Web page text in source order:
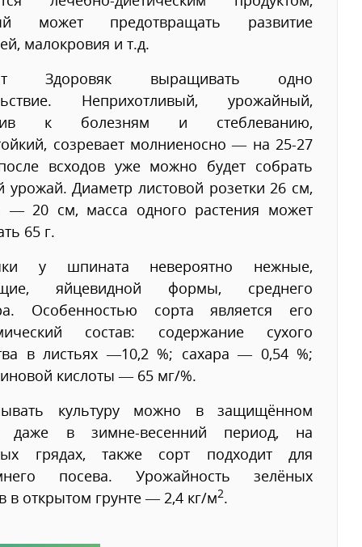
может предотвращать развитие
малокровия и т.д.
Здоровяк выращивать одно
Неприхотливый, урожайный,
к болезням и стеблеванию,
созревает молниеносно — на 25-27
всходов уже можно будет собрать
урожай. Диаметр листовой розетки 26 см,
— 20 см, масса одного растения может
65 г.
у шпината невероятно нежные,
яйцевидной формы, среднего
Особенностью сорта является его
состав: содержание сухого
в листьях —10,2 %; сахара — 0,54 %;
кислоты — 65 мг/%.
культуру можно в защищённом
даже в зимне-весенний период, на
грядах, также сорт подходит для
посева. Урожайность зелёных
в открытом грунте — 2,4 кг/м2.